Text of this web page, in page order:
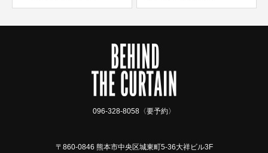
096-328-8058〈要予約〉
〒860-0846 熊本市中央区城東町5-36大祥ビル3F